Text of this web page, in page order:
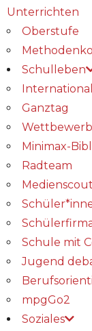
Unterrichten
Oberstufe
Schulleben
International
Ganztag
Minimax-
Radteam
Schule mit
Jugend
mpgGo2
Soziales